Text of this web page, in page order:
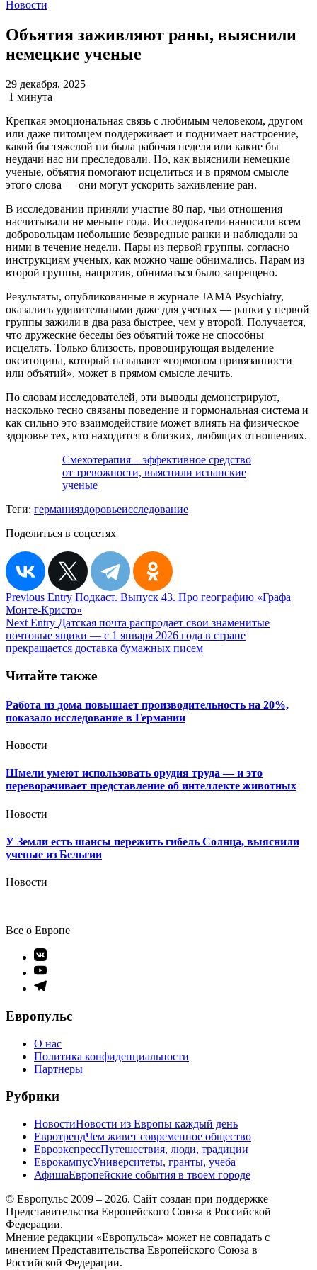
Новости
Объятия заживляют раны, выяснили
немецкие ученые
29 декабря, 2025
1 минута
Крепкая эмоциональная связь с любимым человеком, другом
или даже питомцем поддерживает и поднимает настроение,
какой бы тяжелой ни была рабочая неделя или какие бы
неудачи нас ни преследовали. Но, как выяснили немецкие
ученые, объятия помогают исцелиться и в прямом смысле
этого слова — они могут ускорить заживление ран.
В исследовании приняли участие 80 пар, чьи отношения
насчитывали не меньше года. Исследователи наносили всем
добровольцам небольшие безвредные ранки и наблюдали за
ними в течение недели. Пары из первой группы, согласно
инструкциям ученых, как можно чаще обнимались. Парам из
второй группы, напротив, обниматься было запрещено.
Результаты, опубликованные в журнале JAMA Psychiatry,
оказались удивительными даже для ученых — ранки у первой
группы зажили в два раза быстрее, чем у второй. Получается,
что дружеские беседы без объятий тоже не способны
исцелять. Только близость, провоцирующая выделение
окситоцина, который называют «гормоном привязанности
или объятий», может в прямом смысле лечить.
По словам исследователей, эти выводы демонстрируют,
насколько тесно связаны поведение и гормональная система и
как сильно это взаимодействие может влиять на физическое
здоровье тех, кто находится в близких, любящих отношениях.
Смехотерапия – эффективное средство
от тревожности, выяснили испанские
ученые
Теги: германияздоровьеисследование
Поделиться в соцсетях
Навигация
по
записям
Previous Entry Подкаст. Выпуск 43. Про географию «Графа
Монте-Кристо»
Next Entry Датская почта распродает свои знаменитые
почтовые ящики — с 1 января 2026 года в стране
прекращается доставка бумажных писем
Читайте также
Работа из дома повышает производительность на 20%,
показало исследование в Германии
Новости
Шмели умеют использовать орудия труда — и это
переворачивает представление об интеллекте животных
Новости
У Земли есть шансы пережить гибель Солнца, выяснили
ученые из Бельгии
Новости
Все о Европе
Элемент
меню
Элемент
меню
Элемент
Европульс
О нас
Политика конфиденциальности
Партнеры
Рубрики
НовостиНовости из Европы каждый день
ЕвротрендЧем живет современное общество
ЕвроэкспрессПутешествия, люди, традиции
ЕврокампусУниверситеты, гранты, учеба
АфишаЕвропейские события в твоем городе
© Европульс 2009 – 2026. Сайт создан при поддержке
Представительства Европейского Союза в Российской
Федерации.
Мнение редакции «Европульса» может не совпадать с
мнением Представительства Европейского Союза в
Российской Федерации.